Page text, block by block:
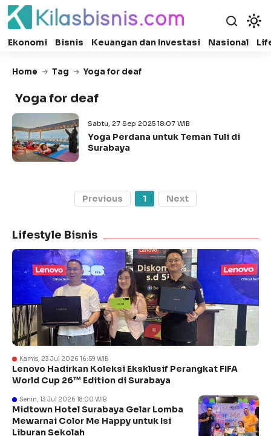
Ekonomi Bisnis Keuangan dan Investasi Nasional
Home Tag Yoga for deaf
Yoga for deaf
Sabtu, 27 Sep 2025 18:07 WIB
Yoga Perdana untuk Teman Tuli di
Surabaya
Previous 1 Next
Lifestyle Bisnis
Kamis, 23 Jul 2026 16:59 WIB
Lenovo Hadirkan Koleksi Eksklusif Perangkat FIFA
World Cup 26™ Edition di Surabaya
Senin, 13 Jul 2026 18:00 WIB
Midtown Hotel Surabaya Gelar Lomba
Mewarnai Color Me Happy untuk Isi
Liburan Sekolah